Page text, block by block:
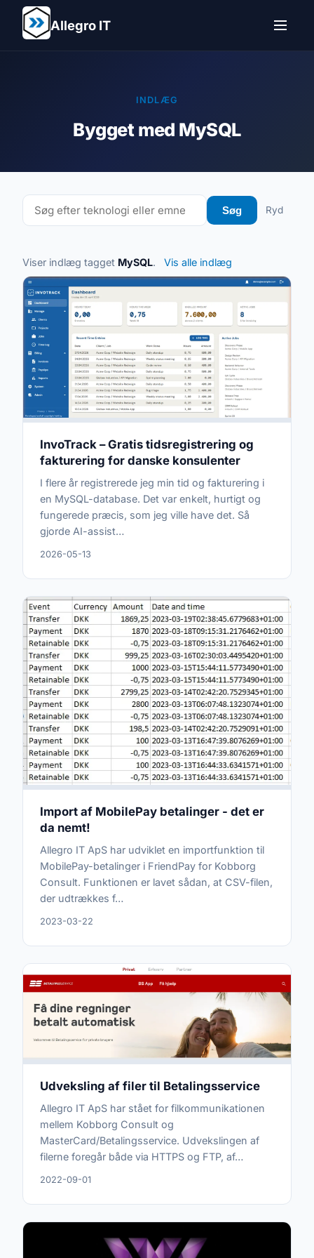
Allegro IT
INDLÆG
Bygget med MySQL
Søg i indlæg
Søg Ryd
Viser indlæg tagget MySQL. Vis alle indlæg
InvoTrack – Gratis tidsregistrering og
fakturering for danske konsulenter
I flere år registrerede jeg min tid og fakturering i
en MySQL-database. Det var enkelt, hurtigt og
fungerede præcis, som jeg ville have det. Så
gjorde AI-assist…
2026-05-13
Import af MobilePay betalinger - det er
da nemt!
Allegro IT ApS har udviklet en importfunktion til
MobilePay-betalinger i FriendPay for Kobborg
Consult. Funktionen er lavet sådan, at CSV-filen,
der udtrækkes f…
2023-03-22
Udveksling af filer til Betalingsservice
Allegro IT ApS har stået for filkommunikationen
mellem Kobborg Consult og
MasterCard/Betalingsservice. Udvekslingen af
filerne foregår både via HTTPS og FTP, af…
2022-09-01